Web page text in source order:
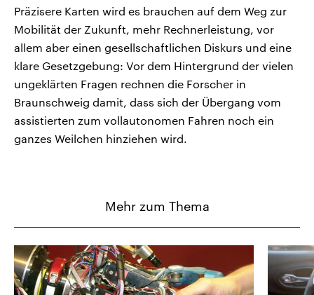
Präzisere Karten wird es brauchen auf dem Weg zur
Mobilität der Zukunft, mehr Rechnerleistung, vor
allem aber einen gesellschaftlichen Diskurs und eine
klare Gesetzgebung: Vor dem Hintergrund der vielen
ungeklärten Fragen rechnen die Forscher in
Braunschweig damit, dass sich der Übergang vom
assistierten zum vollautonomen Fahren noch ein
ganzes Weilchen hinziehen wird.
Mehr zum Thema